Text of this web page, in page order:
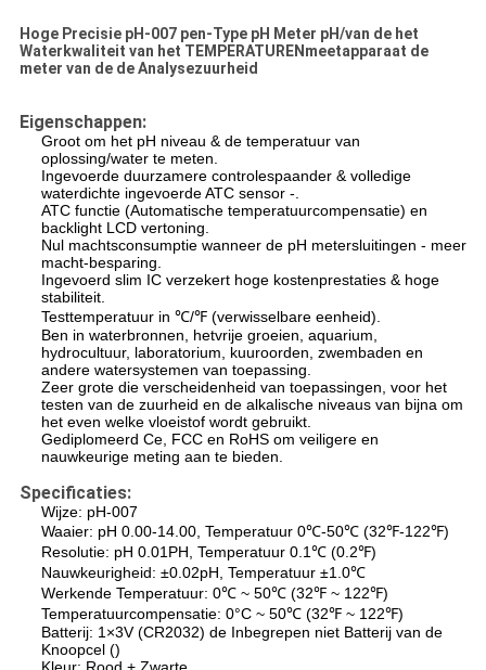
Hoge Precisie pH-007 pen-Type pH Meter pH/van de het
Waterkwaliteit van het TEMPERATURENmeetapparaat de
meter van de de Analysezuurheid
Eigenschappen:
Groot om het pH niveau & de temperatuur van
oplossing/water te meten.
Ingevoerde duurzamere controlespaander & volledige
waterdichte ingevoerde ATC sensor -.
ATC functie (Automatische temperatuurcompensatie) en
backlight LCD vertoning.
Nul machtsconsumptie wanneer de pH metersluitingen - meer
macht-besparing.
Ingevoerd slim IC verzekert hoge kostenprestaties & hoge
stabiliteit.
Testtemperatuur in ℃/℉ (verwisselbare eenheid).
Ben in waterbronnen, hetvrije groeien, aquarium,
hydrocultuur, laboratorium, kuuroorden, zwembaden en
andere watersystemen van toepassing.
Zeer grote die verscheidenheid van toepassingen, voor het
testen van de zuurheid en de alkalische niveaus van bijna om
het even welke vloeistof wordt gebruikt.
Gediplomeerd Ce, FCC en RoHS om veiligere en
nauwkeurige meting aan te bieden.
Specificaties:
Wijze: pH-007
Waaier: pH 0.00-14.00, Temperatuur 0℃-50℃ (32℉-122℉)
Resolutie: pH 0.01PH, Temperatuur 0.1℃ (0.2℉)
Nauwkeurigheid: ±0.02pH, Temperatuur ±1.0℃
Werkende Temperatuur: 0℃ ~ 50℃ (32℉ ~ 122℉)
Temperatuurcompensatie: 0°C ~ 50℃ (32℉ ~ 122℉)
Batterij: 1×3V (CR2032) de Inbegrepen niet Batterij van de
Knoopcel ()